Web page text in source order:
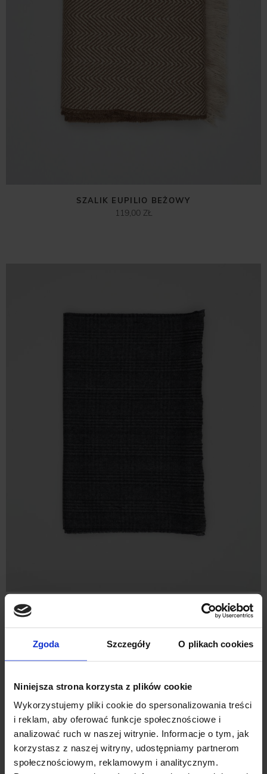
Zgoda Szczegóły O plikach cookies
Niniejsza strona korzysta z plików cookie
Wykorzystujemy pliki cookie do spersonalizowania treści
i reklam, aby oferować funkcje społecznościowe i
analizować ruch w naszej witrynie. Informacje o tym, jak
korzystasz z naszej witryny, udostępniamy partnerom
społecznościowym, reklamowym i analitycznym.
SZALIK EUPILIO BEŻOWY
119,00 ZŁ
SZALIK DUMENZA SZARY (SZ2)